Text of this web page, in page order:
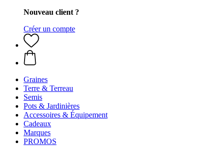
Nouveau client ?
Créer un compte
Graines
Terre & Terreau
Semis
Pots & Jardinières
Accessoires & Équipement
Cadeaux
Marques
PROMOS